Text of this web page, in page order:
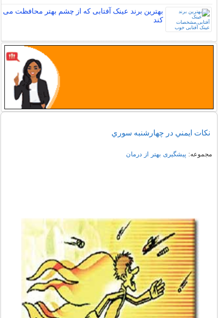
بهترین برند عینک آفتابی که از چشم بهتر محافظت می
کند
نکات ايمني در چهارشنبه سوري
مجموعه: پیشگیری بهتر از درمان